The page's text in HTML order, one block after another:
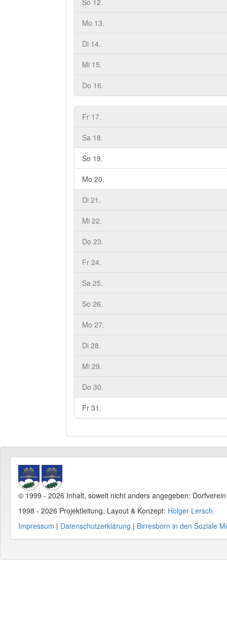
So 12.
Mo 13.
Di 14.
Mi 15.
Do 16.
Fr 17.
Sa 18.
So 19.
Mo 20.
Di 21.
Mi 22.
Do 23.
Fr 24.
Sa 25.
So 26.
Mo 27.
Di 28.
Mi 29.
Do 30.
Fr 31.
© 1999 - 2026 Inhalt, soweit nicht anders angegeben:
1998 - 2026 Projektleitung, Layout & Konzept: Holger Lersch
Impressum | Datenschutzerklärung | Birresborn in den Soziale